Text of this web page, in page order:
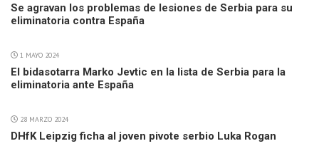
Se agravan los problemas de lesiones de Serbia para su
eliminatoria contra España
1 MAYO 2024
El bidasotarra Marko Jevtic en la lista de Serbia para la
eliminatoria ante España
28 MARZO 2024
DHfK Leipzig ficha al joven pivote serbio Luka Rogan